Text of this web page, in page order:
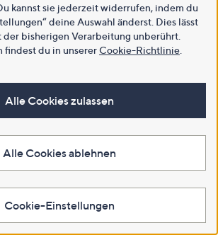
kannst sie jederzeit widerrufen, indem du
deine Auswahl änderst. Dies lässt
bisherigen Verarbeitung unberührt.
findest du in unsererCookie-Richtlinie
Alle Cookies zulassen
Alle Cookies ablehnen
Cookie-Einstellungen